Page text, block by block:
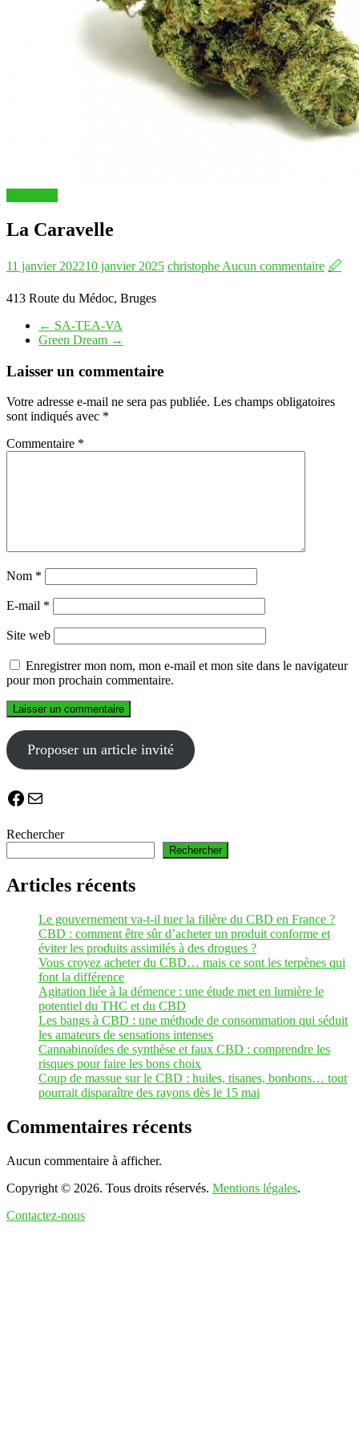
La Caravelle
11 janvier 202210 janvier 2025 christophe Aucun commentaire 🖉
413 Route du Médoc, Bruges
← SA-TEA-VA
Green Dream →
Laisser un commentaire
Votre adresse e-mail ne sera pas publiée. Les champs obligatoires
sont indiqués avec *
Commentaire *
Nom *
E-mail *
Site web
Enregistrer mon nom, mon e-mail et mon site dans le navigateur
pour mon prochain commentaire.
Proposer un article invité
Facebook
E-mail
Rechercher
Rechercher
Articles récents
Le gouvernement va-t-il tuer la filière du CBD en France ?
CBD : comment être sûr d’acheter un produit conforme et
éviter les produits assimilés à des drogues ?
Vous croyez acheter du CBD… mais ce sont les terpènes qui
font la différence
Agitation liée à la démence : une étude met en lumière le
potentiel du THC et du CBD
Les bangs à CBD : une méthode de consommation qui séduit
les amateurs de sensations intenses
Cannabinoïdes de synthèse et faux CBD : comprendre les
risques pour faire les bons choix
Coup de massue sur le CBD : huiles, tisanes, bonbons… tout
pourrait disparaître des rayons dès le 15 mai
Commentaires récents
Aucun commentaire à afficher.
Copyright © 2026. Tous droits réservés. Mentions légales.
Contactez-nous